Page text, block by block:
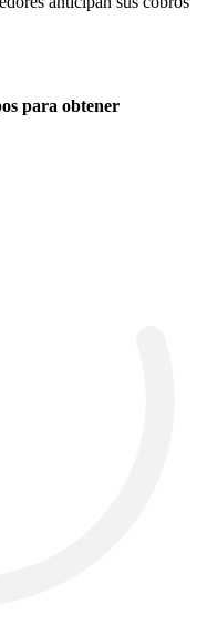
para obtener